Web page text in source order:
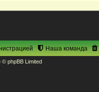
Наша команда
phpBB Limited